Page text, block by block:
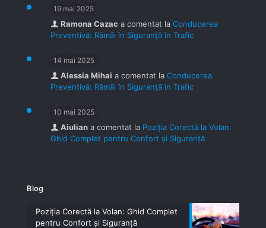
19 mai 2025
Ramona Cazac a comentat la Conducerea
Preventivă: Rămâi în Siguranță în Trafic
14 mai 2025
Alessia Mihai a comentat la Conducerea
Preventivă: Rămâi în Siguranță în Trafic
10 mai 2025
Aiulian a comentat la Poziția Corectă la Volan:
Ghid Complet pentru Confort și Siguranță
Blog
Poziția Corectă la Volan: Ghid Complet
pentru Confort și Siguranță